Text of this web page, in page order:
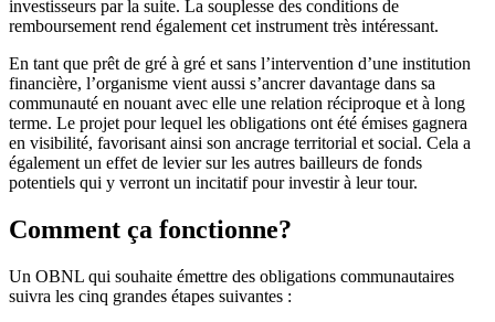
investisseurs par la suite. La souplesse des conditions de
remboursement rend également cet instrument très intéressant.
En tant que prêt de gré à gré et sans l’intervention d’une institution
financière, l’organisme vient aussi s’ancrer davantage dans sa
communauté en nouant avec elle une relation réciproque et à long
terme. Le projet pour lequel les obligations ont été émises gagnera
en visibilité, favorisant ainsi son ancrage territorial et social. Cela a
également un effet de levier sur les autres bailleurs de fonds
potentiels qui y verront un incitatif pour investir à leur tour.
Comment ça fonctionne?
Un OBNL qui souhaite émettre des obligations communautaires
suivra les cinq grandes étapes suivantes :